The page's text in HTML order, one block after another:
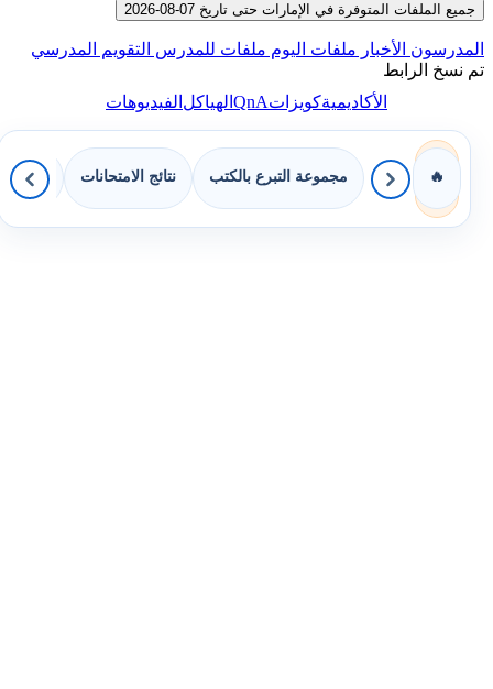
جميع الملفات المتوفرة في الإمارات حتى تاريخ 07-08-2026
المدرسون الأخبار ملفات اليوم ملفات للمدرس التقويم المدرسي
تم نسخ الرابط
الأكاديميةكويزاتQnAالهياكلالفيديوهات
🔥 مجموعة التبرع بالكتب نتائج الامتحانات